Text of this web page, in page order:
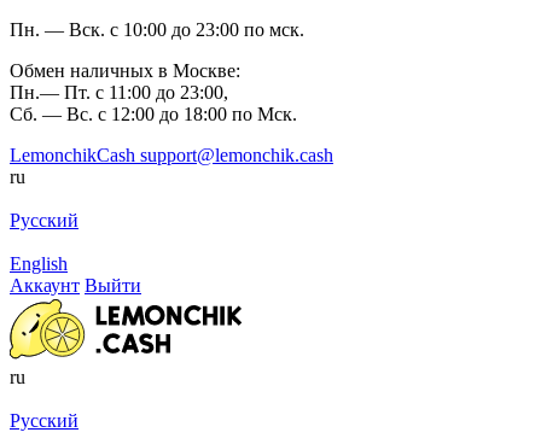
Пн. — Вск. с 10:00 до 23:00 по мск.
Обмен наличных в Москве:
Пн.— Пт. с 11:00 до 23:00,
Сб. — Вс. с 12:00 до 18:00 по Мск.
LemonchikCash support@lemonchik.cash
ru
Русский
English
Аккаунт Выйти
ru
Русский